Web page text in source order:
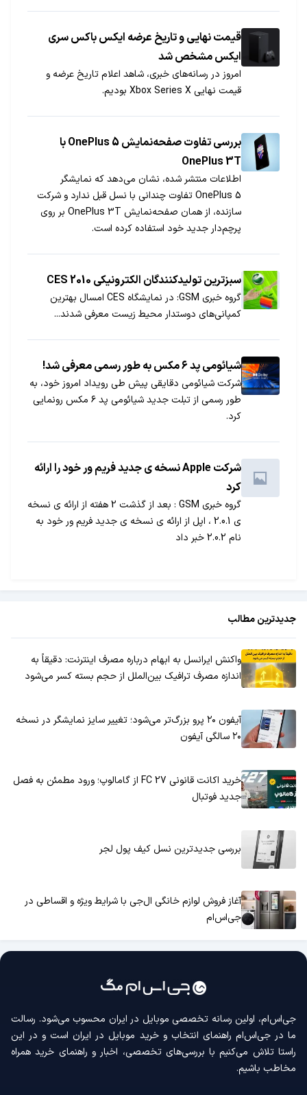
قیمت نهایی و تاریخ عرضه ایکس باکس سری
ایکس مشخص شد
امروز در رسانه‌های خبری، شاهد اعلام تاریخ عرضه و
قیمت نهایی Xbox Series X بودیم.
بررسی تفاوت صفحه‌نمایش OnePlus 5 با
OnePlus 3T
اطلاعات منتشر شده، نشان می‌دهد که نمایشگر
OnePlus 5 تفاوت چندانی با نسل قبل ندارد و شرکت
سازنده، از همان صفحه‎نمایش OnePlus 3T بر روی
پرچم‎دار جدید خود استفاده کرده است.
سبزترین تولیدکنندگان الکترونیکی CES 2010
گروه خبری GSM: در نمایشگاه CES امسال بهترین
کمپانی‌های دوستدار محیط زیست معرفی شدند...
شیائومی پد ۶ مکس به طور رسمی معرفی شد!
شرکت شیائومی دقایقی پیش طی رویداد امروز خود، به
طور رسمی از تبلت جدید شیائومی پد ۶ مکس رونمایی
کرد.
شرکت Apple نسخه ی جدید فریم ور خود را ارائه
کرد
گروه خبری GSM : بعد از گذشت 2 هفته از ارائه ی نسخه
ی 2.0.1 ، اپل از ارائه ی نسخه ی جدید فریم ور خود به
نام 2.0.2 خبر داد
جدیدترین مطالب
واکنش ایرانسل به ابهام درباره مصرف اینترنت: دقیقاً به
اندازه مصرف ترافیک بین‌الملل از حجم بسته کسر می‌شود
آیفون ۲۰ پرو بزرگ‌تر می‌شود؛ تغییر سایز نمایشگر در نسخه
۲۰ سالگی آیفون
خرید اکانت قانونی FC 27 از گامالوپ؛ ورود مطمئن به فصل
جدید فوتبال
بررسی جدیدترین نسل کیف پول لجر
آغاز فروش لوازم خانگی ال‌جی با شرایط ویژه و اقساطی در
جی‌اس‌ام
جی‌اس‌ام، اولین رسانه‌ تخصصی موبایل در ایران محسوب می‌شود. رسالت
ما در جی‌اس‌ام راهنمای انتخاب و خرید موبایل در ایران است و در این
راستا تلاش می‌کنیم با بررسی‌های تخصصی، اخبار و راهنمای خرید همراه
مخاطب باشیم.